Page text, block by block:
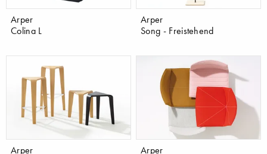
Arper
Colina L
Arper
Song - Freistehend
Arper Arper